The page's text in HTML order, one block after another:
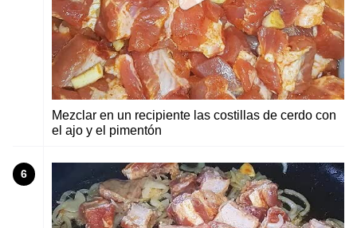
Mezclar en un recipiente las costillas de cerdo con
el ajo y el pimentón
6